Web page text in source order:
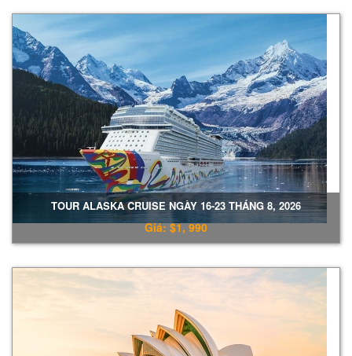
TOUR ALASKA CRUISE NGÀY 16-23 THÁNG 8, 2026
Giá: $1, 990